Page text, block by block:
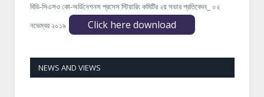
বিডি-সিএসও কো-অর্ডিনেশনস প্রসেস স্টিয়ারিং কমিটির ২য় সভার প্রতিবেদন_ ০২
নভেম্বর ২০১৯
Click here download
NEWS AND VIEWS